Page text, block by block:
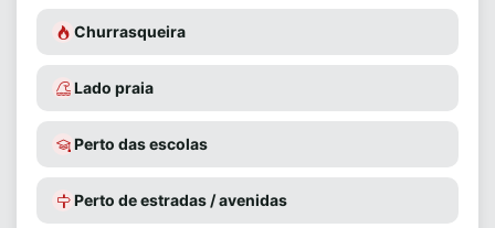
Churrasqueira
Lado praia
Perto das escolas
Perto de estradas / avenidas